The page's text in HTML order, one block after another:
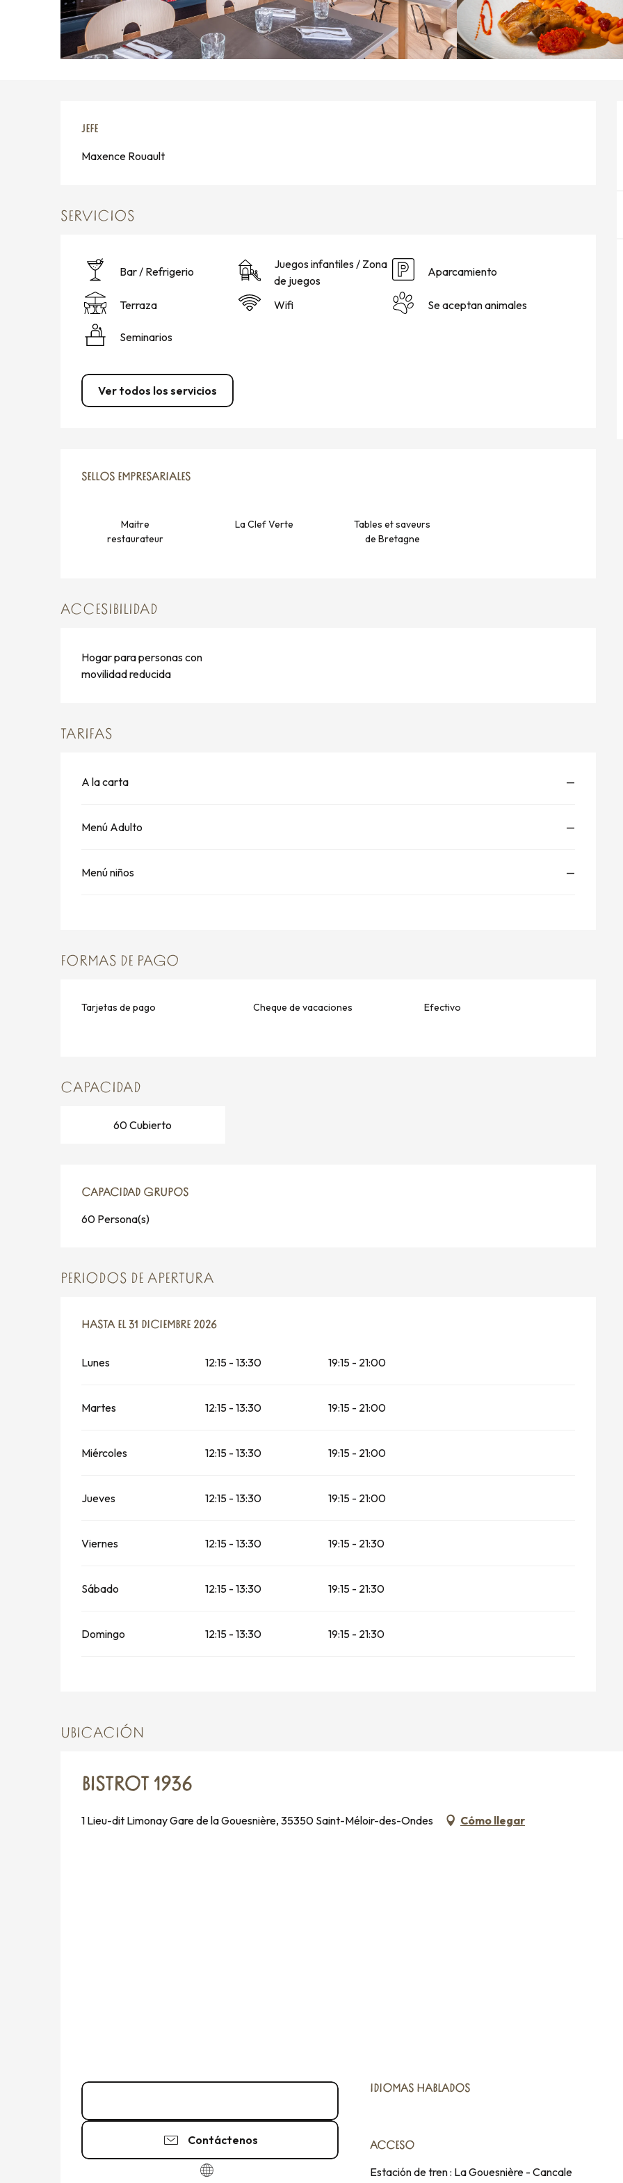
JEFE
JEFE
Maxence Rouault
SERVICIOS
Bar / Refrigerio
Juegos infantiles / Zona
de juegos
Aparcamiento
Terraza Wifi Se aceptan animales
Seminarios
Ver todos los servicios
OFERTA DE PRESTACIONES
SELLOS EMPRESARIALES
SELLOS EMPRESARIALES
Maitre
restaurateur
La Clef Verte
Tables et saveurs
de Bretagne
ACCESIBILIDAD
Hogar para personas con
movilidad reducida
TARIFAS
A la carta —
Menú Adulto —
Menú niños —
FORMAS DE PAGO
Tarjetas de pago Cheque de vacaciones Efectivo
CAPACIDAD
60 Cubierto
CAPACIDAD GRUPOS
CAPACIDAD GRUPOS
60 Persona(s)
PERIODOS DE APERTURA
DEL1 FEBRERO 2026AL31 DICIEMBRE 2026
HASTA EL31 DICIEMBRE 2026
Lunes 12:15 - 13:30 19:15 - 21:00
Martes 12:15 - 13:30 19:15 - 21:00
Miércoles 12:15 - 13:30 19:15 - 21:00
Jueves 12:15 - 13:30 19:15 - 21:00
Viernes 12:15 - 13:30 19:15 - 21:30
Sábado 12:15 - 13:30 19:15 - 21:30
Domingo 12:15 - 13:30 19:15 - 21:30
UBICACIÓN
BISTROT 1936
1 Lieu-dit Limonay Gare de la Gouesnière, 35350 Saint-Méloir-des-Ondes Cómo llegar
Contáctenos
IDIOMAS HABLADOS
IDIOMAS HABLADOS
ACCESO
ACCESO
Estación de tren : La Gouesnière - Cancale